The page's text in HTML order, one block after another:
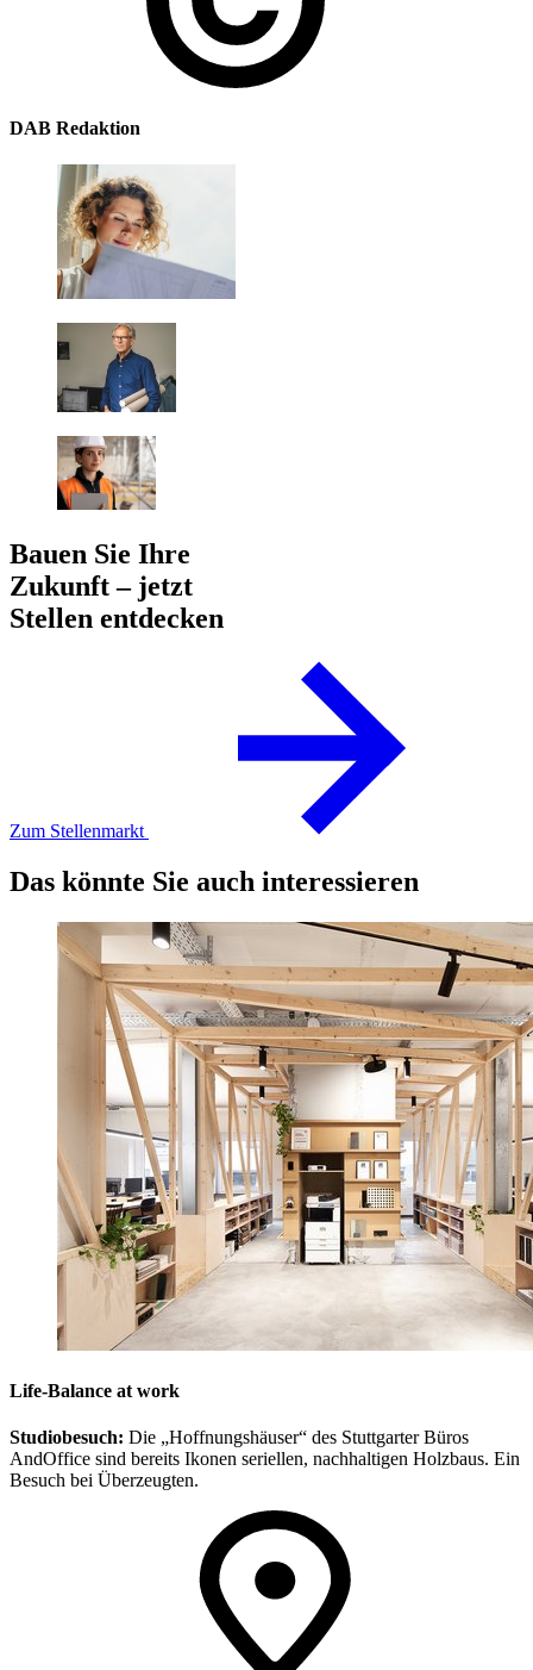
DAB Redaktion
Bauen Sie Ihre
Zukunft – jetzt
Stellen entdecken
Zum Stellenmarkt
Das könnte Sie auch interessieren
Life-Balance at work
Studiobesuch: Die „Hoffnungshäuser“ des Stuttgarter Büros
AndOffice sind bereits Ikonen seriellen, nachhaltigen Holzbaus. Ein
Besuch bei Überzeugten.